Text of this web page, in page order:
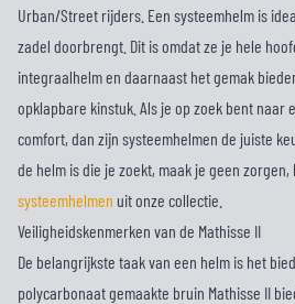
Urban/Street rijders. Een systeemhelm is
zadel doorbrengt. Dit is omdat ze je hele
integraalhelm en daarnaast het gemak
opklapbare kinstuk. Als je op zoek bent naar
comfort, dan zijn systeemhelmen de juiste
de helm is die je zoekt, maak je geen
systeemhelmen uit onze collectie.
Veiligheidskenmerken van de Mathisse II
De belangrijkste taak van een helm is het
polycarbonaat gemaakte bruin Mathisse II